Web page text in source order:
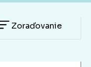
Zoraďovanie